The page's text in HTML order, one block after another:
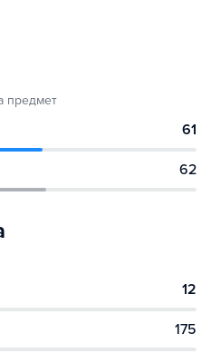
предмет
61
62
12
175